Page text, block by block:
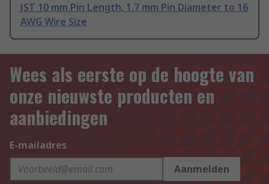
JST 10 mm Pin Length, 1.7 mm Pin Diameter to 16
AWG Wire Size
Wees als eerste op de hoogte van
onze nieuwste producten en
aanbiedingen
E-mailadres
Aanmelden